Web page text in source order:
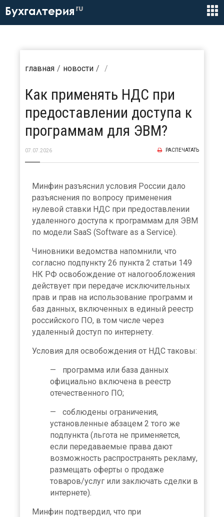
Бухгалтерия ru
главная новости
Как применять НДС при
предоставлении доступа к
программам для ЭВМ?
07.07.2026 РАСПЕЧАТАТЬ
Минфин разъяснил условия России дало
разъяснения по вопросу применения
нулевой ставки НДС при предоставлении
удаленного доступа к программам для ЭВМ
по модели SaaS (Software as a Service).
Чиновники ведомства напомнили, что
согласно подпункту 26 пункта 2 статьи 149
НК РФ освобождение от налогообложения
действует при передаче исключительных
прав и прав на использование программ и
баз данных, включенных в единый реестр
российского ПО, в том числе через
удаленный доступ по интернету.
Условия для освобождения от НДС таковы:
программа или база данных
официально включена в реестр
отечественного ПО;
соблюдены ограничения,
установленные абзацем 2 того же
подпункта (льгота не применяется,
если передаваемые права дают
возможность распространять рекламу,
размещать оферты о продаже
товаров/услуг или заключать сделки в
интернете).
Минфин подтвердил, что при